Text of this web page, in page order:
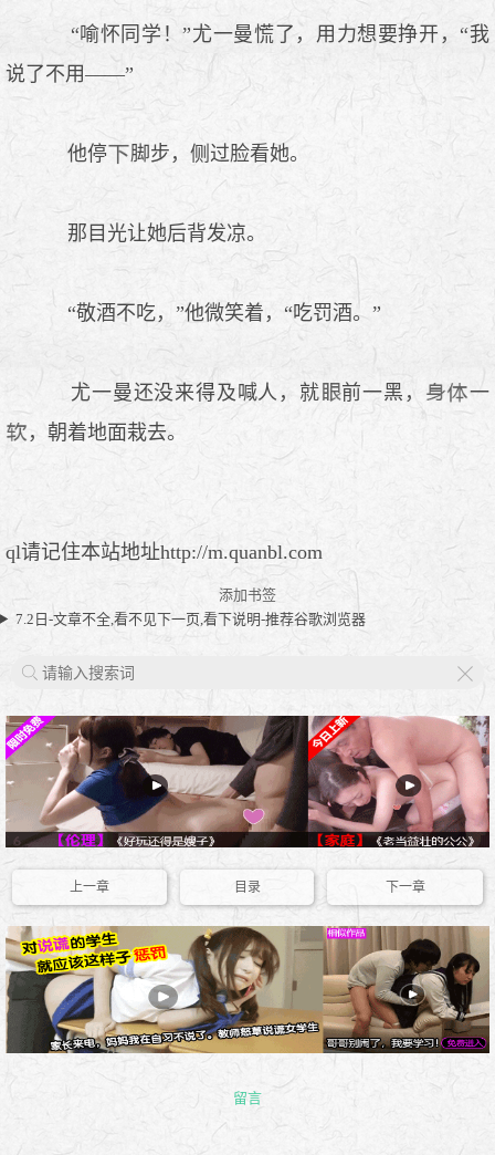
“喻怀同学！”尤一曼慌了，用力想要挣开，“我
说了不用——”
他停 脚步，侧过脸看她。
那目光让她后背发凉。
“敬酒不吃，”他微笑着，“吃罚酒。”
尤一曼还没来得及喊人，就 前一黑，
一
，朝着地面栽去。
ql请记住本站地址http://m.quanbl.com
添加书签
7.2日-文章不全,看不见下一页,看下说明-推荐谷歌浏览器
上一章 目录 下一章
留言